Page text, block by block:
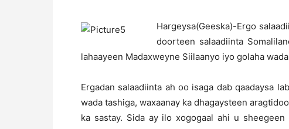
Hargeysa(Geeska)-Ergo
doorteen salaadiinta
lahaayeen Madaxweyne Siilaanyo iyo golaha
Ergadan salaadiinta ah oo isaga dab qaadaysa
wada tashiga, waxaanay ka dhagaysteen
ka sastay. Sida ay ilo xogogaal ahi u